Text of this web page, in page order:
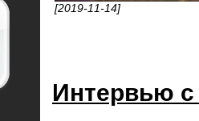
[2019-11-14]
Интервью